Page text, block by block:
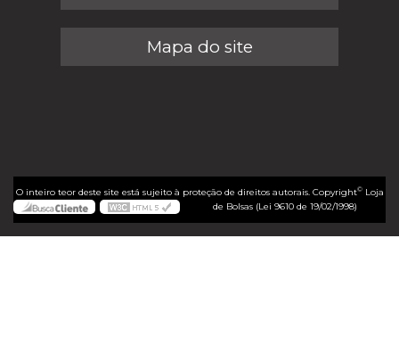
Mapa do site
O inteiro teor deste site está sujeito à proteção de direitos autorais. Copyright©Loja
de Bolsas (Lei 9610 de 19/02/1998)